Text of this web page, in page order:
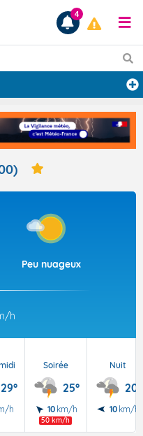
4
Peu nuageux
h
29°
h
Soirée
25°
10 km/h
50 km/h
Nuit
20°
10 km/h